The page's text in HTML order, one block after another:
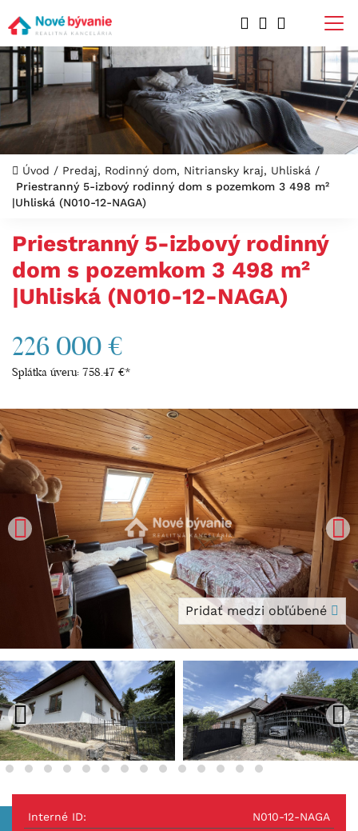
Úvod / Predaj, Rodinný dom, Nitriansky kraj, Uhliská /
Priestranný 5-izbový rodinný dom s pozemkom 3 498 m²
|Uhliská (N010-12-NAGA)
Priestranný 5-izbový rodinný
dom s pozemkom 3 498 m²
|Uhliská (N010-12-NAGA)
226 000 €
Splátka úveru: 758.47 €*
Pridať medzi obľúbené
Interné ID:
N010-12-NAGA